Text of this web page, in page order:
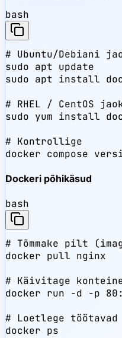
bash
# Ubuntu/Debiani
sudo apt update
sudo apt install
# RHEL / CentOS
sudo yum install
# Kontrollige
docker compose
Dockeri põhikäsud
bash
# Tõmmake pilt
docker pull nginx
# Käivitage
docker run -d -p
# Loetlege
docker ps